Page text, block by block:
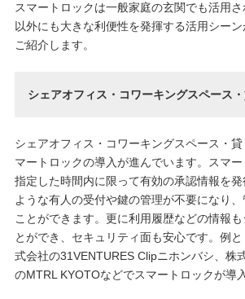
スマートロックは一般家庭の玄関でも活用
以外にも大きな利便性を発揮する活用シー
ご紹介します。
シェアオフィス・コワーキングスペース
シェアオフィス・コワーキングスペース・
マートロックの導入が進んでいます。スマー
指定した時間内に限って有効の承認情報を
ような有人の受付や鍵の管理が不要になり
ことができます。更に利用履歴などの情報
とができ、セキュリティ面も安心です。例
式会社の31VENTURES Clipニホンバシ、株
のMTRL KYOTOなどでスマートロックが導